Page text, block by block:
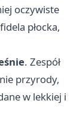
oczywiste
płocka,
. Zespół
przyrody,
w lekkiej i